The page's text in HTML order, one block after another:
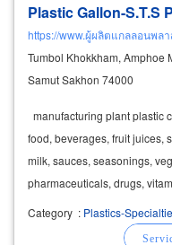
Plastic Gallon-S.T.S
https://www.ผู้ผลิตแกลลอนพล
Tumbol Khokkham, Amphoe
Samut Sakhon 74000
manufacturing plant plastic
food, beverages, fruit juices,
milk, sauces, seasonings,
pharmaceuticals, drugs,
dishwashing liquids, fabric
Category : Plastics-